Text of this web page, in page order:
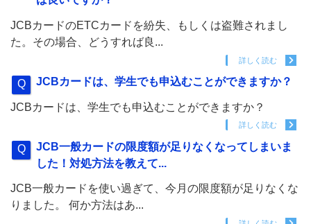
JCBカードのETCカードを紛失、もしくは盗難されまし
た。その場合、どうすれば良...
詳しく読む
JCBカードは、学生でも申込むことができますか？
JCBカードは、学生でも申込むことができますか？
詳しく読む
JCB一般カードの限度額が足りなくなってしまいま
した！対処方法を教えて...
JCB一般カードを使い過ぎて、今月の限度額が足りなくな
りました。 何か方法はあ...